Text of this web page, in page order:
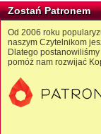
Zostań Patronem
Od 2006 roku
naszym Czytelnikom
Dlatego
pomóż nam rozwijać